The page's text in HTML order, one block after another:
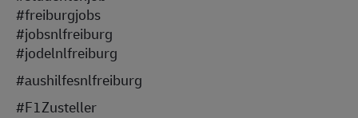
#freiburgjobs
#jobsnlfreiburg
#jodelnlfreiburg
#aushilfesnlfreiburg
#F1Zusteller